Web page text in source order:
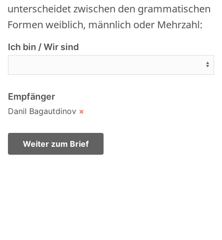
unterscheidet zwischen den grammatischen
Formen weiblich, männlich oder Mehrzahl:
Ich bin / Wir sind
Empfänger
Danil Bagautdinov ×
Weiter zum Brief